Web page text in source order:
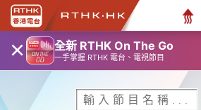
× 全新 RTHK On The Go
一手掌握 RTHK 電台、電視節目